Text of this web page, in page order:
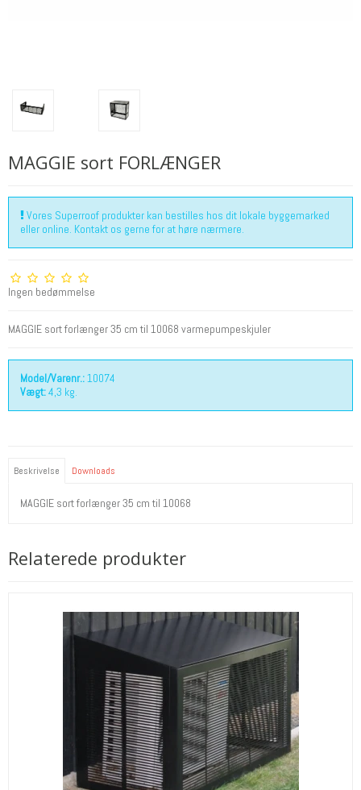
MAGGIE sort FORLÆNGER
Vores Superroof produkter kan bestilles hos dit lokale byggemarked
eller online. Kontakt os gerne for at høre nærmere.
Ingen bedømmelse
MAGGIE sort forlænger 35 cm til 10068 varmepumpeskjuler
Model/Varenr.:10074
Vægt:4,3 kg.
Beskrivelse Downloads
MAGGIE sort forlænger 35 cm til 10068
Relaterede produkter